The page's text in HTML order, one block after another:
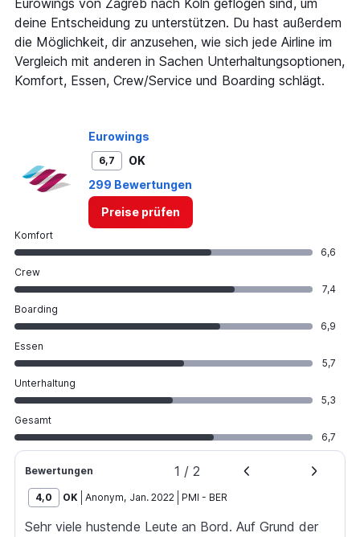
Eurowings von Zagreb nach Köln geflogen sind, um
deine Entscheidung zu unterstützen. Du hast außerdem
die Möglichkeit, dir anzusehen, wie sich jede Airline im
Vergleich mit anderen in Sachen Unterhaltungsoptionen,
Komfort, Essen, Crew/Service und Boarding schlägt.
Eurowings
6,7
OK
299 Bewertungen
Preise prüfen
Komfort
6,6
Crew
7,4
Boarding
6,9
Essen
5,7
Unterhaltung
5,3
Gesamt
6,7
Bewertungen 1 / 2
4,0 OK Anonym, Jan. 2022 PMI - BER
Sehr viele hustende Leute an Bord. Auf Grund der